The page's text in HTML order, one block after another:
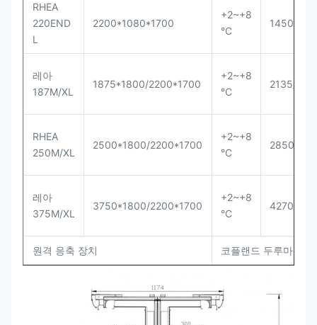
RHEA
220END
L
2200*1080*1700
+2~+8
°C
1450
레아
187M/XL
1875*1800/2200*1700
+2~+8
°C
2135/
RHEA
250M/XL
2500*1800/2200*1700
+2~+8
°C
2850/
레아
375M/XL
3750*1800/2200*1700
+2~+8
°C
4270/
원격 응축 장치 코플랜드 두루마리,